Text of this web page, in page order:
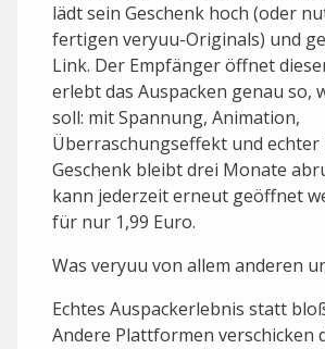
lädt sein Geschenk hoch (oder
fertigen veryuu-Originals) und
Link. Der Empfänger öffnet
erlebt das Auspacken genau so,
soll: mit Spannung, Animation,
Überraschungseffekt und echter
Geschenk bleibt drei Monate
kann jederzeit erneut geöffnet
für nur 1,99 Euro.
Was veryuu von allem anderen
Echtes Auspackerlebnis statt
Andere Plattformen verschicken